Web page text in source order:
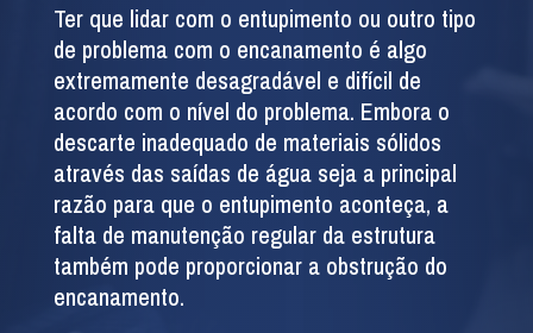
Ter que lidar com o entupimento ou outro tipo
de problema com o encanamento é algo
extremamente desagradável e difícil de
acordo com o nível do problema. Embora o
descarte inadequado de materiais sólidos
através das saídas de água seja a principal
razão para que o entupimento aconteça, a
falta de manutenção regular da estrutura
também pode proporcionar a obstrução do
encanamento.